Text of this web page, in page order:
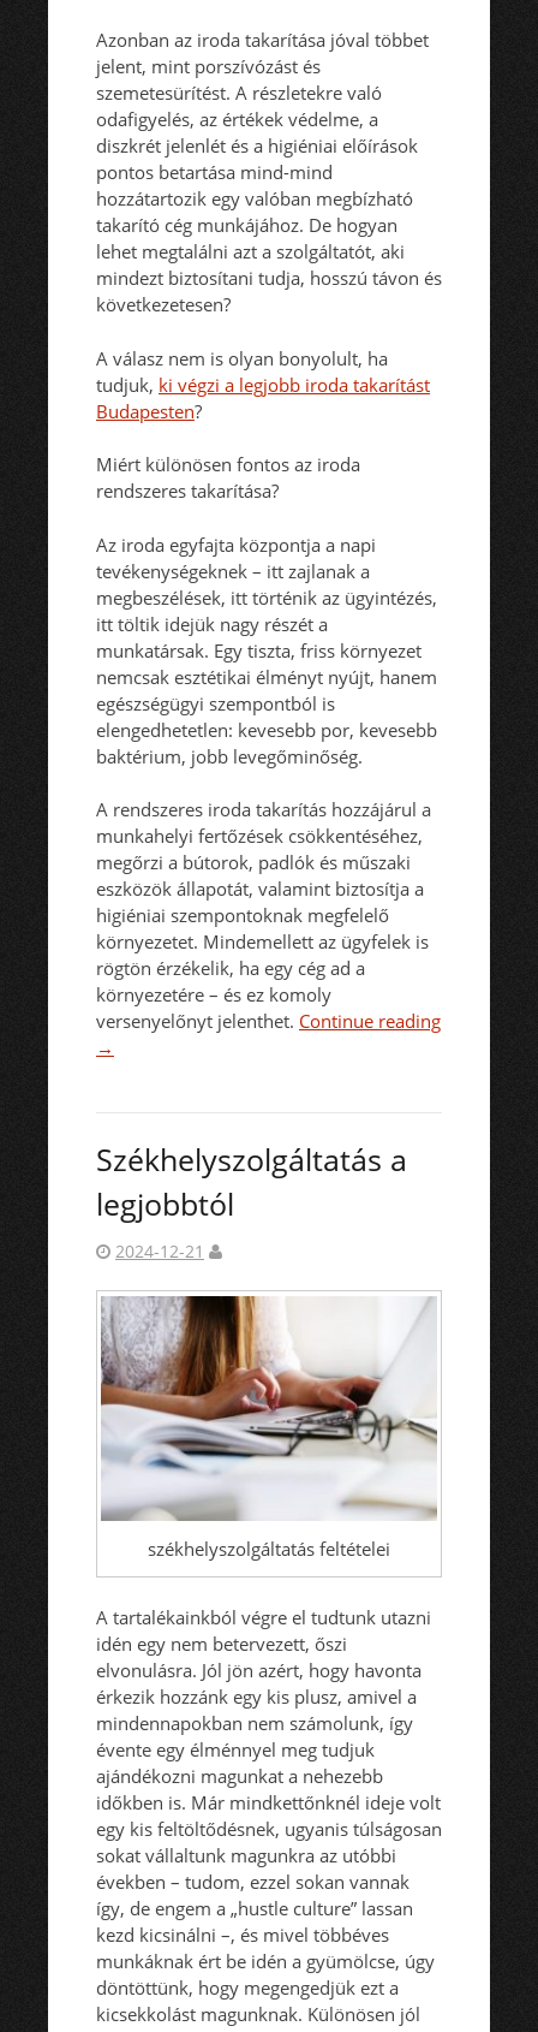
Azonban az iroda takarítása jóval többet
jelent, mint porszívózást és
szemetesürítést. A részletekre való
odafigyelés, az értékek védelme, a
diszkrét jelenlét és a higiéniai előírások
pontos betartása mind-mind
hozzátartozik egy valóban megbízható
takarító cég munkájához. De hogyan
lehet megtalálni azt a szolgáltatót, aki
mindezt biztosítani tudja, hosszú távon és
következetesen?
A válasz nem is olyan bonyolult, ha
tudjuk, ki végzi a legjobb iroda takarítást
Budapesten?
Miért különösen fontos az iroda
rendszeres takarítása?
Az iroda egyfajta központja a napi
tevékenységeknek – itt zajlanak a
megbeszélések, itt történik az ügyintézés,
itt töltik idejük nagy részét a
munkatársak. Egy tiszta, friss környezet
nemcsak esztétikai élményt nyújt, hanem
egészségügyi szempontból is
elengedhetetlen: kevesebb por, kevesebb
baktérium, jobb levegőminőség.
A rendszeres iroda takarítás hozzájárul a
munkahelyi fertőzések csökkentéséhez,
megőrzi a bútorok, padlók és műszaki
eszközök állapotát, valamint biztosítja a
higiéniai szempontoknak megfelelő
környezetet. Mindemellett az ügyfelek is
rögtön érzékelik, ha egy cég ad a
környezetére – és ez komoly
versenyelőnyt jelenthet. Continue reading
→
Székhelyszolgáltatás a
legjobbtól
2024-12-21
székhelyszolgáltatás feltételei
A tartalékainkból végre el tudtunk utazni
idén egy nem betervezett, őszi
elvonulásra. Jól jön azért, hogy havonta
érkezik hozzánk egy kis plusz, amivel a
mindennapokban nem számolunk, így
évente egy élménnyel meg tudjuk
ajándékozni magunkat a nehezebb
időkben is. Már mindkettőnknél ideje volt
egy kis feltöltődésnek, ugyanis túlságosan
sokat vállaltunk magunkra az utóbbi
években – tudom, ezzel sokan vannak
így, de engem a „hustle culture” lassan
kezd kicsinálni –, és mivel többéves
munkáknak ért be idén a gyümölcse, úgy
döntöttünk, hogy megengedjük ezt a
kicsekkolást magunknak. Különösen jól